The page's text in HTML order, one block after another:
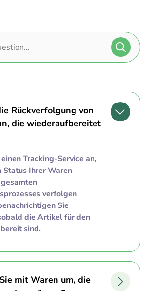
Rückverfolgung von
die wiederaufbereitet
Tracking-Service an,
Status Ihrer Waren
verfolgen
Sie
die Artikel für den
sind.
mit Waren um, die